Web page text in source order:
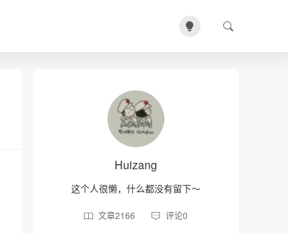
Huizang
这个人很懒，什么都没有留下～
文章2166 评论0